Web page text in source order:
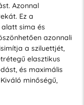
Azonnal
Ez a
sima és
azonnali
a sziluettjét,
elasztikus
és maximális
minőségű,